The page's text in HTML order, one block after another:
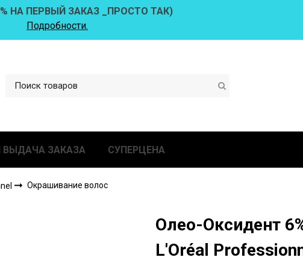
НА ПЕРВЫЙ ЗАКАЗ _ПРОСТО ТАК)
Подробности.
ВЫДАЧА ЗАКАЗА СУПЕРЦЕНА
Окрашивание волос
Олео-Оксидент
L'Oréal